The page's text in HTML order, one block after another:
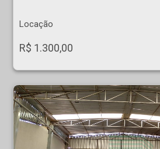
Locação
R$ 1.300,00